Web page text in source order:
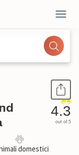
4.3
out of 5
domestici